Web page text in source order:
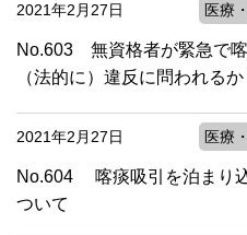
2021年2月27日 医療
No.603 無資格者が緊急で喀
（法的に）違反に問われるか
2021年2月27日 医療
No.604 喀痰吸引を泊まり
ついて